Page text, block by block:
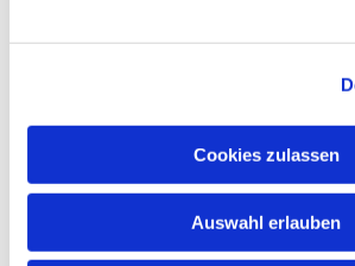
Cookies zulassen
Auswahl erlauben